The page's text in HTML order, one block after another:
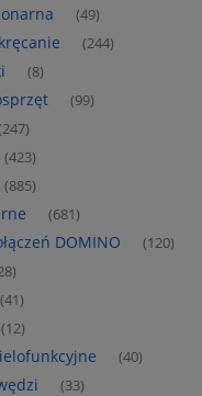
(49)
(244)
(8)
(99)
(423)
(885)
(681)
DOMINO (120)
(41)
(12)
(40)
(33)